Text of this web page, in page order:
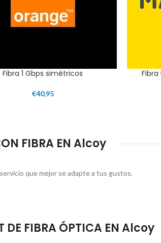
Fibra 1 Gbps simétricos
€40,95
FIBRA EN Alcoy
que mejor se adapte a tus gustos.
DE FIBRA ÓPTICA EN Alcoy